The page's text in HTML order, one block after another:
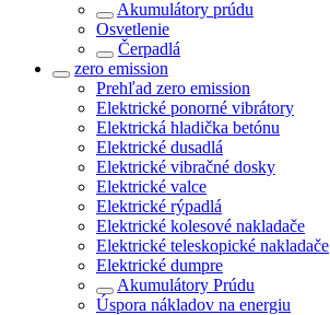
Akumulátory prúdu
Osvetlenie
Čerpadlá
zero emission
Prehľad zero emission
Elektrické ponorné vibrátory
Elektrická hladička betónu
Elektrické dusadlá
Elektrické vibračné dosky
Elektrické valce
Elektrické rýpadlá
Elektrické kolesové nakladače
Elektrické teleskopické nakladače
Elektrické dumpre
Akumulátory Prúdu
Úspora nákladov na energiu